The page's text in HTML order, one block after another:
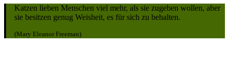
Katzen lieben Menschen viel mehr, als sie zugeben wollen, aber
sie besitzen genug Weisheit, es für sich zu behalten.
(Mary Eleanor Freeman)